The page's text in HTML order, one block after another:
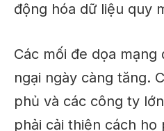
động hóa dữ liệu quy
Các mối đe dọa
ngại ngày càng tăng.
phủ và các công ty
phải cải thiện cách họ